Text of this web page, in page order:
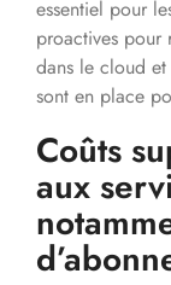
essentiel pour
proactives pour
dans le cloud et
sont en place
Coûts
aux